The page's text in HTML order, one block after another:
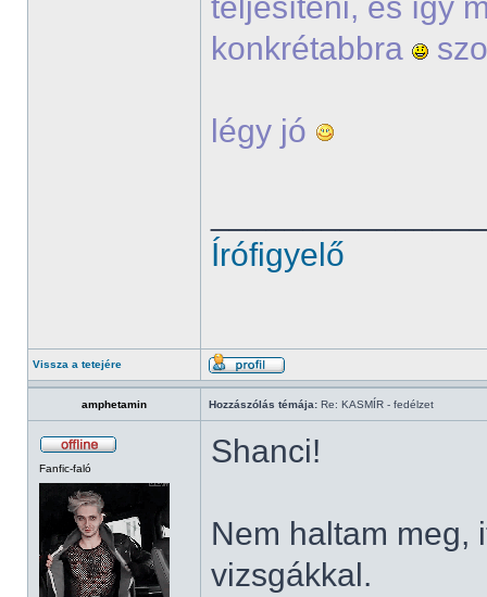
konkrétabbra
légy jó
Írófigyelő
Vissza a tetejére
amphetamin Hozzászólás témája: Re: KASMÍR - fedélzet
Fanfic-faló Shanci!
Nem haltam meg,
vizsgákkal.